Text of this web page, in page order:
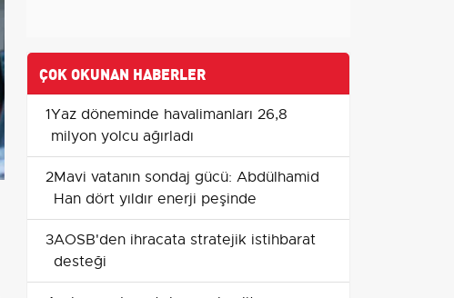
ÇOK OKUNAN HABERLER
1Yaz döneminde havalimanları 26,8
milyon yolcu ağırladı
2Mavi vatanın sondaj gücü: Abdülhamid
Han dört yıldır enerji peşinde
3AOSB'den ihracata stratejik istihbarat
desteği